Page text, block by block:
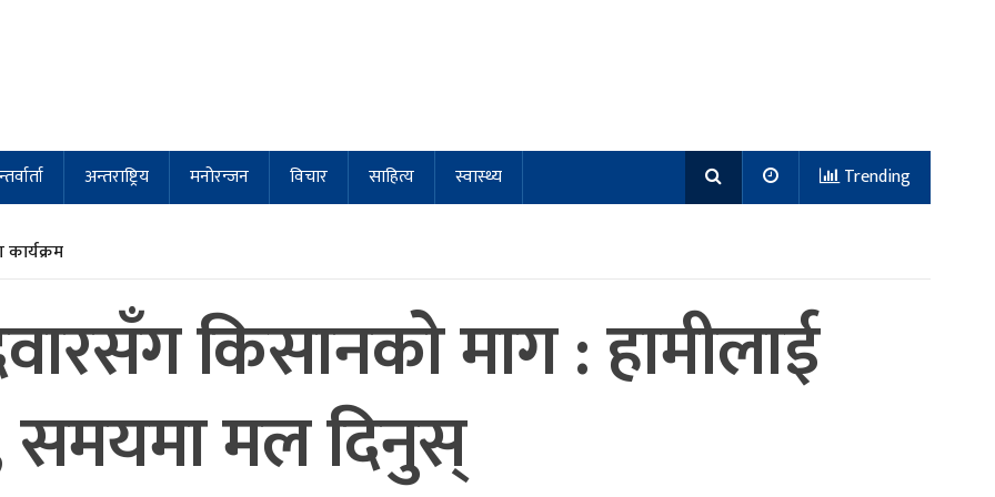
अन्तराष्ट्रिय मनोरन्जन विचार साहित्य स्वास्थ्य Trending
किसानकाे माग : हामीलाई
समयमा मल दिनुस्